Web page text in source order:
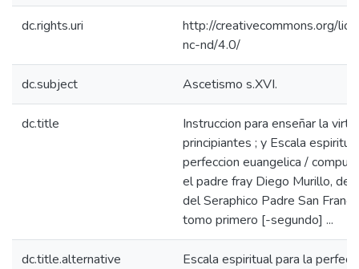
dc.rights.uri
http://creativecommons.org/
nc-nd/4.0/
dc.subject Ascetismo s.XVI.
dc.title
Instruccion para enseñar la
principiantes ; y Escala
perfeccion euangelica /
el padre fray Diego Murillo, de
del Seraphico Padre San
tomo primero [-segundo] ...
dc.title.alternative
Escala espiritual para la